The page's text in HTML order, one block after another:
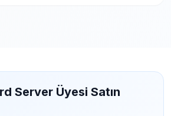
Server Üyesi Satın